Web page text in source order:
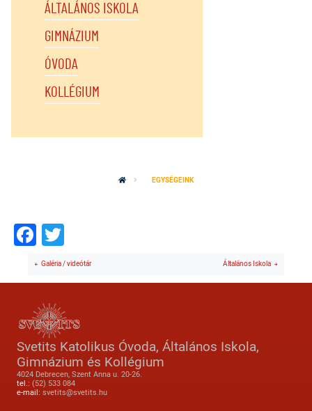
ÁLTALÁNOS ISKOLA
GIMNÁZIUM
ÓVODA
KOLLÉGIUM
EGYSÉGEINK
Facebook
Galéria / videótár Általános Iskola
Svetits Katolikus Óvoda, Általános Iskola,
Gimnázium és Kollégium
4024 Debrecen, Szent Anna u. 20-26.
tel.: (52) 533 084
e-mail: svetits@svetits.hu